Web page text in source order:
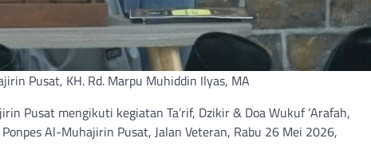
Pusat, KH. Rd. Marpu Muhiddin Ilyas, MA
Pusat mengikuti kegiatan Ta’rif, Dzikir & Doa Wukuf ‘Arafah,
Al-Muhajirin Pusat, Jalan Veteran, Rabu 26 Mei 2026,